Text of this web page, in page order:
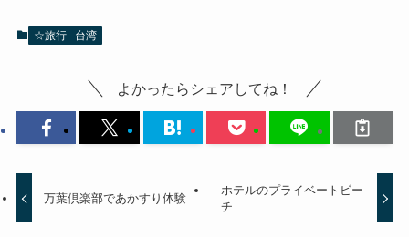
☆旅行─台湾
よかったらシェアしてね！
万葉倶楽部であかすり体験
ホテルのプライベートビー
チ